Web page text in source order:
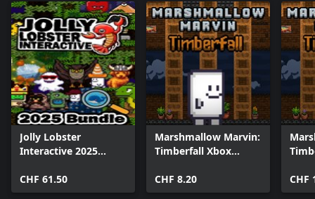
Jolly Lobster
Interactive 2025
CHF 61.50
Marshmallow Marvin:
Timberfall Xbox
CHF 8.20
CHF